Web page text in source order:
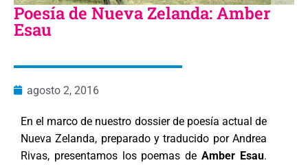
Poesía de Nueva Zelanda: Amber
Esau
agosto 2, 2016
En el marco de nuestro dossier de poesía actual de
Nueva Zelanda, preparado y traducido por Andrea
Rivas, presentamos los poemas deAmber Esau.